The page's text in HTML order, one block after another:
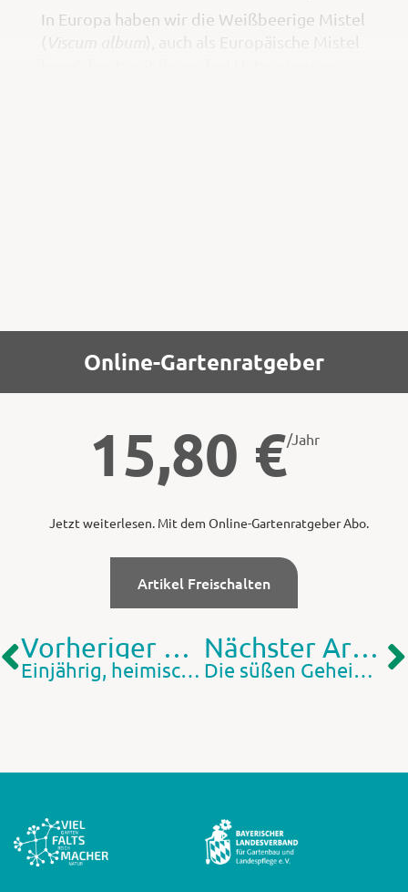
In Europa haben wir die Weißbeerige Mistel
Viscum album
Online-Gartenratgeber
15,80 €/Jahr
Jetzt weiterlesen. Mit dem Online-Gartenratgeber Abo.
Artikel Freischalten
Vorheriger Artikel
Einjährig, heimisch und blütenstark
Nächster Artikel
Die süßen Geheimnisse der Zuckerkocherinnen